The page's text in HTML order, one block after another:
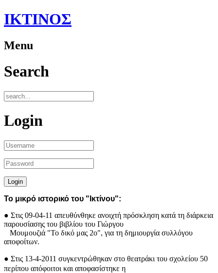
ΙΚΤΙΝΟΣ
Menu
Search
Login
Το μικρό ιστορικό του "Ικτίνου":
● Στις 09-04-11 απευθύνθηκε ανοιχτή πρόσκληση κατά τη διάρκεια
παρουσίασης του βιβλίου του Γιώργου
Μουμουζιά "Το δικό μας 2ο", για τη δημιουργία συλλόγου
αποφοίτων.
● Στις 13-4-2011 συγκεντρώθηκαν στο θεατράκι του σχολείου 50
περίπου απόφοιτοι και αποφασίστηκε η